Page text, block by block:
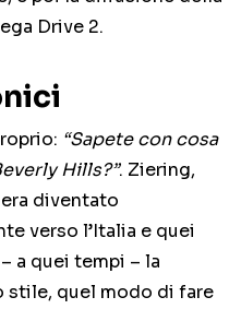
Drive 2.
“Sapete con cosa
Hills?”. Ziering,
diventato
verso l’Italia e quei
a quei tempi – la
stile, quel modo di fare